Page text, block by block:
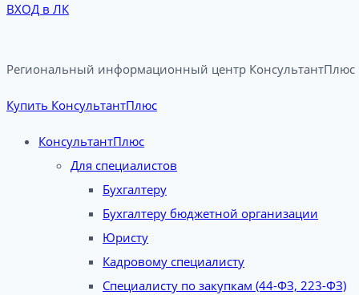
ВХОД в ЛК
Региональный информационный центр КонсультантПлюс
Купить КонсультантПлюс
КонсультантПлюс
Для специалистов
Бухгалтеру
Бухгалтеру бюджетной организации
Юристу
Кадровому специалисту
Специалисту по закупкам (44-ФЗ, 223-ФЗ)